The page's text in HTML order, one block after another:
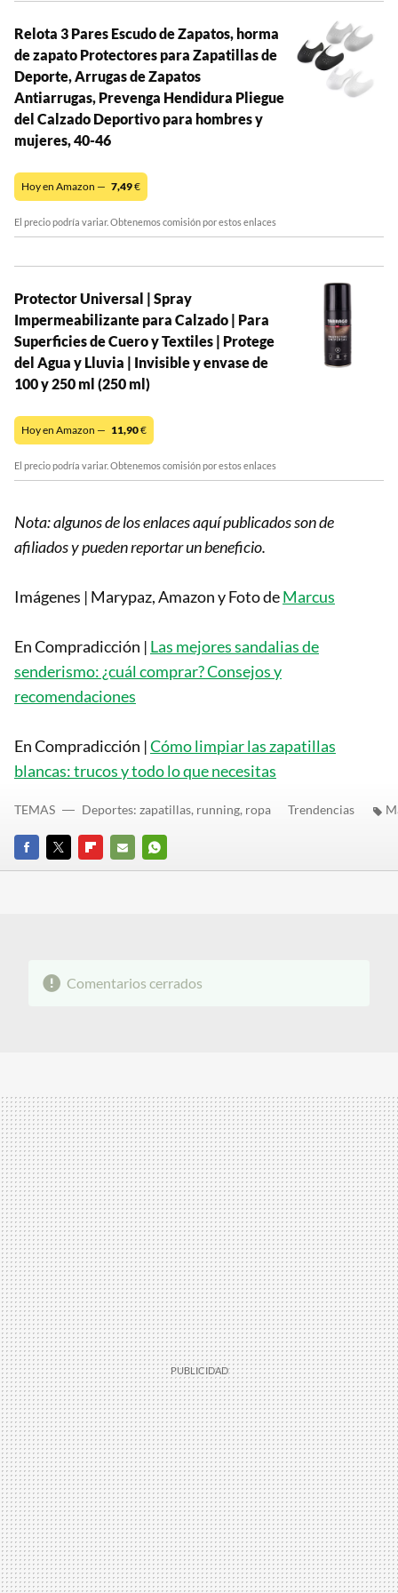
Relota 3 Pares Escudo de Zapatos, horma
de zapato Protectores para Zapatillas de
Deporte, Arrugas de Zapatos
Antiarrugas, Prevenga Hendidura Pliegue
del Calzado Deportivo para hombres y
mujeres, 40-46
Hoy en Amazon — 7,49€
El precio podría variar. Obtenemos comisión por estos enlaces
Protector Universal | Spray
Impermeabilizante para Calzado | Para
Superficies de Cuero y Textiles | Protege
del Agua y Lluvia | Invisible y envase de
100 y 250 ml (250 ml)
Hoy en Amazon — 11,90€
El precio podría variar. Obtenemos comisión por estos enlaces
Nota: algunos de los enlaces aquí publicados son de
afiliados y pueden reportar un beneficio.
Imágenes | Marypaz, Amazon y Foto deMarcus
En Compradicción | Las mejores sandalias de
senderismo: ¿cuál comprar? Consejos y
recomendaciones
En Compradicción |Cómo limpiar las zapatillas
blancas: trucos y todo lo que necesitas
FACEBOOK
TWITTERFLIPBOARD
E-
WHATSAPP
TEMAS Deportes: zapatillas, running, ropa Trendencias
Comentarios cerrados